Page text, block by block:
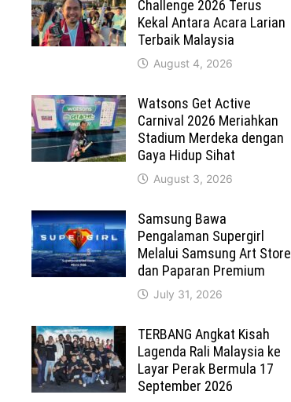
Challenge 2026 Terus
Kekal Antara Acara Larian
Terbaik Malaysia
August 4, 2026
Watsons Get Active
Carnival 2026 Meriahkan
Stadium Merdeka dengan
Gaya Hidup Sihat
August 3, 2026
Samsung Bawa
Pengalaman Supergirl
Melalui Samsung Art Store
dan Paparan Premium
July 31, 2026
TERBANG Angkat Kisah
Lagenda Rali Malaysia ke
Layar Perak Bermula 17
September 2026